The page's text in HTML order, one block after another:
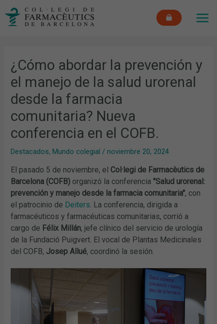
¿Cómo abordar la prevención y
el manejo de la salud urorenal
desde la farmacia
comunitaria? Nueva
conferencia en el COFB.
Destacados, Mundo colegial /noviembre 20, 2024
El pasado 5 de noviembre, el Col·legi de Farmacèutics de
Barcelona (COFB) organizó la conferencia "Salud urorenal:
prevención y manejo desde la farmacia comunitaria", con
el patrocinio de Deiters. La conferencia, dirigida a
farmacéuticos y farmacéuticas comunitarias, corrió a
cargo de Félix Millán, jefe clínico del servicio de urología
de la Fundació Puigvert. El vocal de Plantas Medicinales
del COFB, Josep Allué, coordinó la sesión.